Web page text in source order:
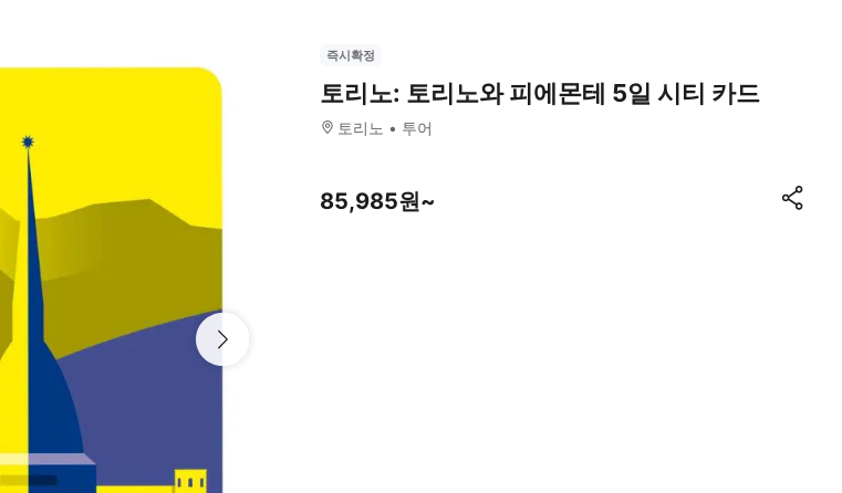
즉시확정
토리노: 토리노와 피에몬테 5일 시티 카드
토리노 투어
85,985원~